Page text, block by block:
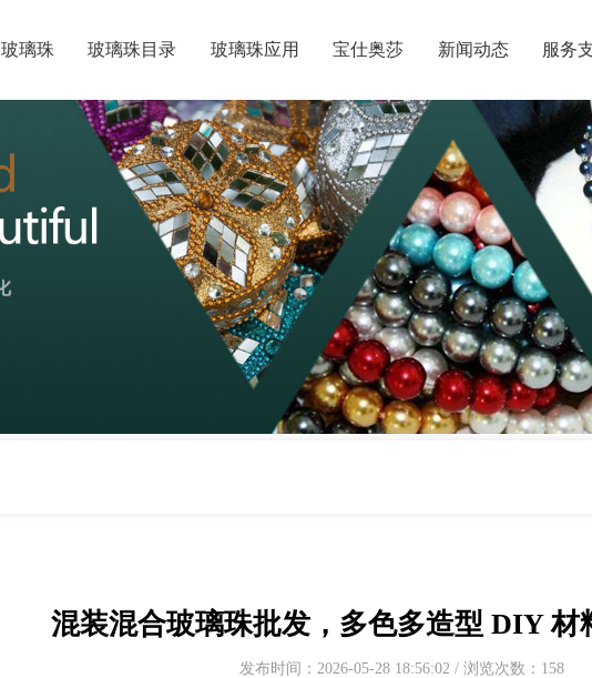
玻璃珠 玻璃珠目录 玻璃珠应用 宝仕奥莎 新闻动态 服务
混装混合玻璃珠批发，多色多造型 DIY 材
发布时间：2026-05-28 18:56:02 / 浏览次数：158